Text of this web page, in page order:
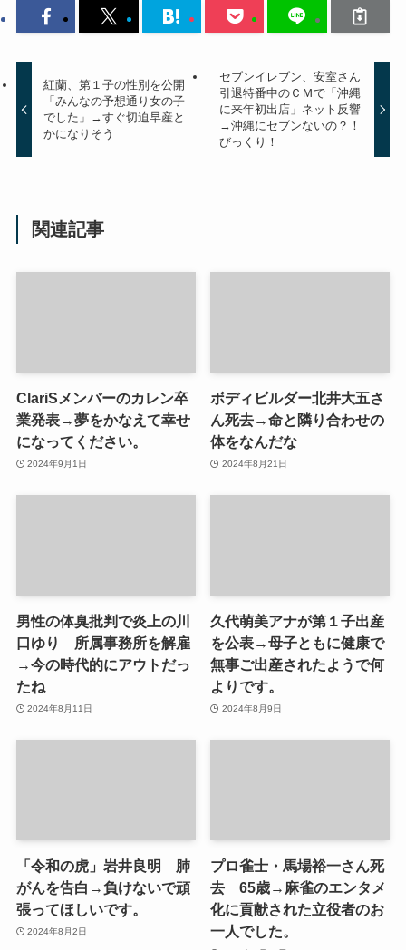
紅蘭、第１子の性別を公開
「みんなの予想通り女の子
でした」→すぐ切迫早産と
かになりそう
セブンイレブン、安室さん
引退特番中のＣＭで「沖縄
に来年初出店」ネット反響
→沖縄にセブンないの？！
びっくり！
関連記事
ClariSメンバーのカレン卒
業発表→夢をかなえて幸せ
になってください。
2024年9月1日
ボディビルダー北井大五さ
ん死去→命と隣り合わせの
体をなんだな
2024年8月21日
男性の体臭批判で炎上の川
口ゆり 所属事務所を解雇
→今の時代的にアウトだっ
たね
2024年8月11日
久代萌美アナが第１子出産
を公表→母子ともに健康で
無事ご出産されたようで何
よりです。
2024年8月9日
「令和の虎」岩井良明 肺
がんを告白→負けないで頑
張ってほしいです。
2024年8月2日
プロ雀士・馬場裕一さん死
去 65歳→麻雀のエンタメ
化に貢献された立役者のお
一人でした。